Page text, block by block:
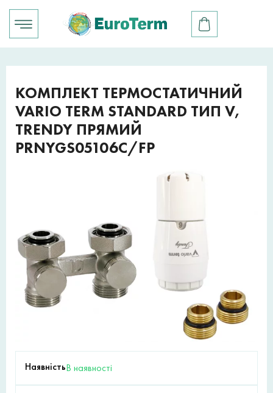
КОМПЛЕКТ ТЕРМОСТАТИЧНИЙ
VARIO TERM STANDARD ТИП V,
TRENDY ПРЯМИЙ
PRNYGS05106C/FP
НаявністьВ наявності